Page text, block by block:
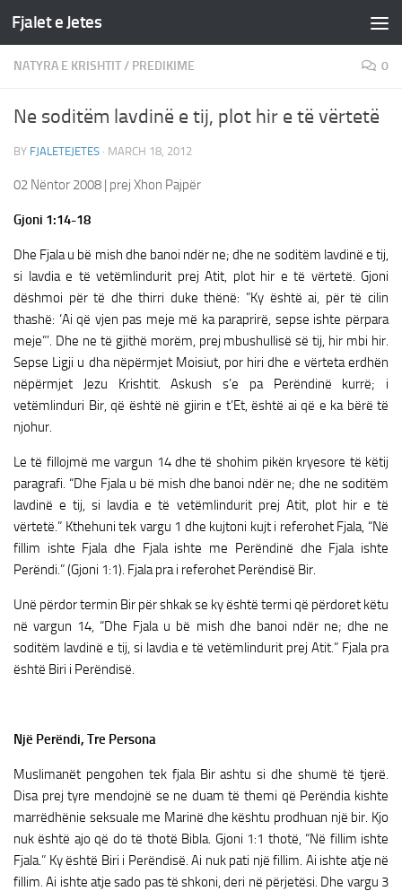
Skip to content
Fjalet e Jetes
NATYRA E KRISHTIT/ PREDIKIME 0
Ne soditëm lavdinë e tij, plot hir e të vërtetë
BY FJALETEJETES · MARCH 18, 2012
02 Nëntor 2008 | prej Xhon Pajpër
Gjoni 1:14-18
Dhe Fjala u bë mish dhe banoi ndër ne; dhe ne soditëm lavdinë e tij,
si lavdia e të vetëmlindurit prej Atit, plot hir e të vërtetë. Gjoni
dëshmoi për të dhe thirri duke thënë: ”Ky është ai, për të cilin
thashë: ‘Ai që vjen pas meje më ka paraprirë, sepse ishte përpara
meje”’. Dhe ne të gjithë morëm, prej mbushullisë së tij, hir mbi hir.
Sepse Ligji u dha nëpërmjet Moisiut, por hiri dhe e vërteta erdhën
nëpërmjet Jezu Krishtit. Askush s’e pa Perëndinë kurrë; i
vetëmlinduri Bir, që është në gjirin e t’Et, është ai që e ka bërë të
njohur.
Le të fillojmë me vargun 14 dhe të shohim pikën kryesore të këtij
paragrafi. “Dhe Fjala u bë mish dhe banoi ndër ne; dhe ne soditëm
lavdinë e tij, si lavdia e të vetëmlindurit prej Atit, plot hir e të
vërtetë.” Kthehuni tek vargu 1 dhe kujtoni kujt i referohet Fjala, “Në
fillim ishte Fjala dhe Fjala ishte me Perëndinë dhe Fjala ishte
Perëndi.” (Gjoni 1:1). Fjala pra i referohet Perëndisë Bir.
Unë përdor termin Bir për shkak se ky është termi që përdoret këtu
në vargun 14, “Dhe Fjala u bë mish dhe banoi ndër ne; dhe ne
soditëm lavdinë e tij, si lavdia e të vetëmlindurit prej Atit.” Fjala pra
është Biri i Perëndisë.
Një Perëndi, Tre Persona
Muslimanët pengohen tek fjala Bir ashtu si dhe shumë të tjerë.
Disa prej tyre mendojnë se ne duam të themi që Perëndia kishte
marrëdhënie seksuale me Marinë dhe kështu prodhuan një bir. Kjo
nuk është ajo që do të thotë Bibla. Gjoni 1:1 thotë, “Në fillim ishte
Fjala.” Ky është Biri i Perëndisë. Ai nuk pati një fillim. Ai ishte atje në
fillim. Ai ishte atje sado pas të shkoni, deri në përjetësi. Dhe vargu 3